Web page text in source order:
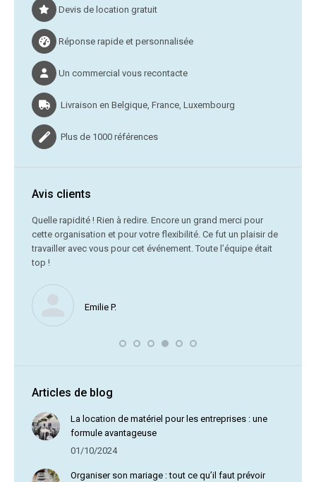
Devis de location gratuit
Réponse rapide et personnalisée
Un commercial vous recontacte
Livraison en Belgique, France, Luxembourg
Plus de 1000 références
Avis clients
Quelle rapidité ! Rien à redire. Encore un grand merci pour
cette organisation et pour votre flexibilité. Ce fut un plaisir de
travailler avec vous pour cet événement. Toute l’équipe était
top !
Emilie P.
Articles de blog
La location de matériel pour les entreprises : une
formule avantageuse
01/10/2024
Organiser son mariage : tout ce qu’il faut prévoir